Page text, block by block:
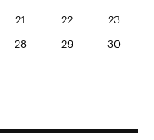
21 22 23
28 29 30